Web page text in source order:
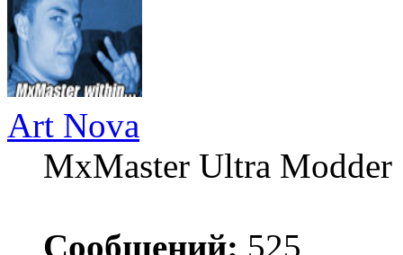
Art Nova
MxMaster Ultra Modder
Сообщений: 525